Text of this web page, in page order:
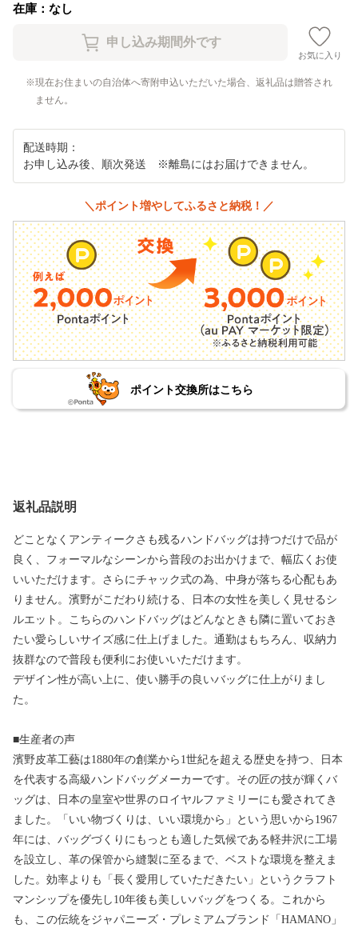
在庫：なし
お気に入り
現在お住まいの自治体へ寄附申込いただいた場合、返礼品は贈答され
ません。
配送時期：
お申し込み後、順次発送 ※離島にはお届けできません。
＼ポイント増やしてふるさと納税！／
ポイント交換所はこちら
返礼品説明
どことなくアンティークさも残るハンドバッグは持つだけで品が
良く、フォーマルなシーンから普段のお出かけまで、幅広くお使
いいただけます。さらにチャック式の為、中身が落ちる心配もあ
りません。濱野がこだわり続ける、日本の女性を美しく見せるシ
ルエット。こちらのハンドバッグはどんなときも隣に置いておき
たい愛らしいサイズ感に仕上げました。通勤はもちろん、収納力
抜群なので普段も便利にお使いいただけます。
デザイン性が高い上に、使い勝手の良いバッグに仕上がりまし
た。
■生産者の声
濱野皮革工藝は1880年の創業から1世紀を超える歴史を持つ、日本
を代表する高級ハンドバッグメーカーです。その匠の技が輝くバ
ッグは、日本の皇室や世界のロイヤルファミリーにも愛されてき
ました。「いい物づくりは、いい環境から」という思いから1967
年には、バッグづくりにもっとも適した気候である軽井沢に工場
を設立し、革の保管から縫製に至るまで、ベストな環境を整えま
した。効率よりも「長く愛用していただきたい」というクラフト
マンシップを優先し10年後も美しいバッグをつくる。これから
も、この伝統をジャパニーズ・プレミアムブランド「HAMANO」